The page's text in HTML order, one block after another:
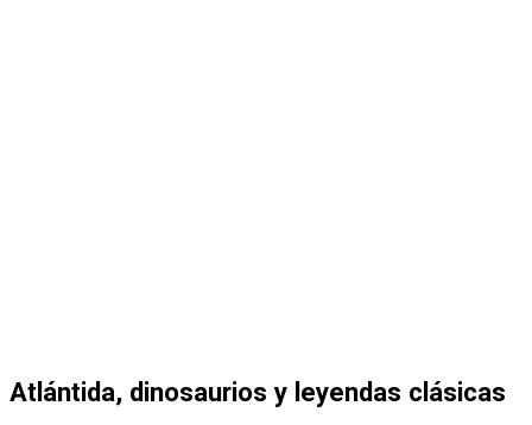
Atlántida, dinosaurios y leyendas clásicas